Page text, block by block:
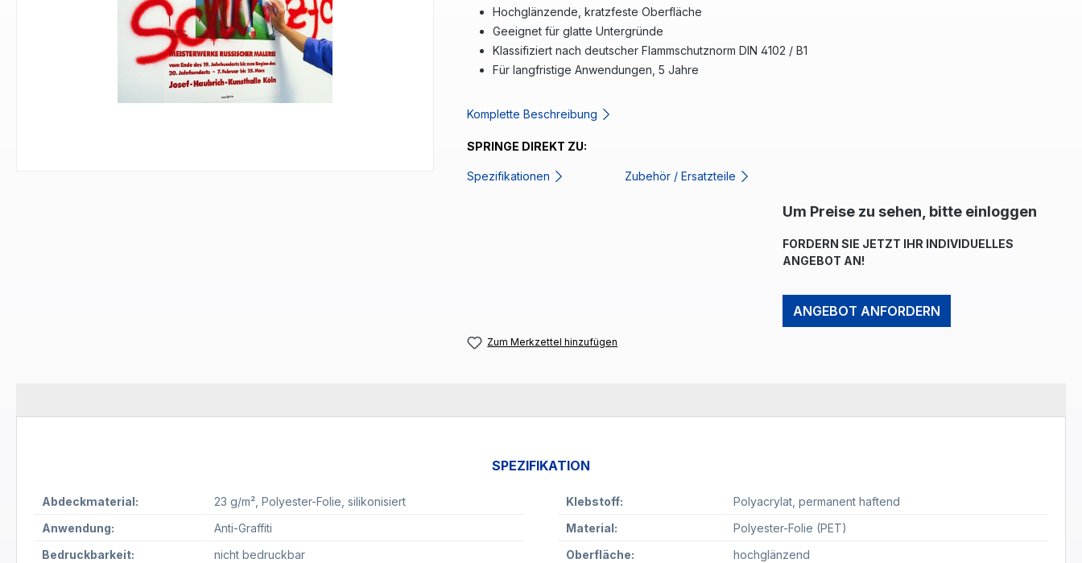
Hochglänzende, kratzfeste Oberfläche
Geeignet für glatte Untergründe
Klassifiziert nach deutscher Flammschutznorm DIN 4102 / B1
Für langfristige Anwendungen, 5 Jahre
Komplette Beschreibung
SPRINGE DIREKT ZU:
Spezifikationen Zubehör / Ersatzteile
Um Preise zu sehen, bitte einloggen
FORDERN SIE JETZT IHR INDIVIDUELLES
ANGEBOT AN!
ANGEBOT ANFORDERN
Zum Merkzettel hinzufügen
SPEZIFIKATION
Abdeckmaterial: 23 g/m² , Polyester-Folie , silikonisiert
Anwendung:
Anti-Graffiti
Bedruckbarkeit:
nicht bedruckbar
Klebstoff: Polyacrylat , permanent haftend
Material:
Polyester-Folie (PET)
Oberfläche:
hochglänzend